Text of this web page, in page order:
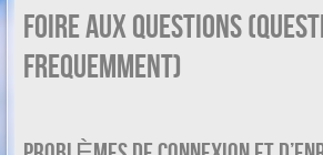
Foire aux questions
frequemment)